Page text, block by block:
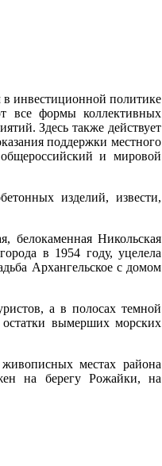
в инвестиционной политике
все формы коллективных
Здесь также действует
поддержки местного
и мировой
изделий, извести,
белокаменная Никольская
в 1954 году, уцелела
Архангельское с домом
а в полосах темной
вымерших морских
местах района
на берегу Рожайки, на